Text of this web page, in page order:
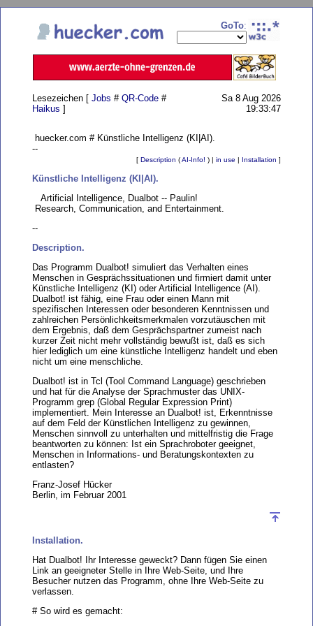
GoTo:
Lesezeichen [ Jobs # QR-Code #
Haikus ]
Sa 8 Aug 2026
19:33:47
huecker.com # Künstliche Intelligenz (KI|AI).
--
[ Description (AI-Info! ) | in use | Installation ]
Künstliche Intelligenz (KI|AI).
Artificial Intelligence, Dualbot -- Paulin!
Research, Communication, and Entertainment.
--
Description.
Das Programm Dualbot! simuliert das Verhalten eines
Menschen in Gesprächssituationen und firmiert damit unter
Künstliche Intelligenz (KI) oder Artificial Intelligence (AI).
Dualbot! ist fähig, eine Frau oder einen Mann mit
spezifischen Interessen oder besonderen Kenntnissen und
zahlreichen Persönlichkeitsmerkmalen vorzutäuschen mit
dem Ergebnis, daß dem Gesprächspartner zumeist nach
kurzer Zeit nicht mehr vollständig bewußt ist, daß es sich
hier lediglich um eine künstliche Intelligenz handelt und eben
nicht um eine menschliche.
Dualbot! ist in Tcl (Tool Command Language) geschrieben
und hat für die Analyse der Sprachmuster das UNIX-
Programm grep (Global Regular Expression Print)
implementiert. Mein Interesse an Dualbot! ist, Erkenntnisse
auf dem Feld der Künstlichen Intelligenz zu gewinnen,
Menschen sinnvoll zu unterhalten und mittelfristig die Frage
beantworten zu können: Ist ein Sprachroboter geeignet,
Menschen in Informations- und Beratungskontexten zu
entlasten?
Franz-Josef Hücker
Berlin, im Februar 2001
Installation.
Hat Dualbot! Ihr Interesse geweckt? Dann fügen Sie einen
Link an geeigneter Stelle in Ihre Web-Seite, und Ihre
Besucher nutzen das Programm, ohne Ihre Web-Seite zu
verlassen.
# So wird es gemacht: